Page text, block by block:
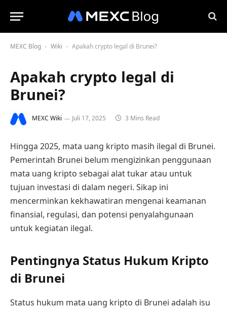
MEXC Blog - Wiki - Apakah crypto legal di Brunei?
Apakah crypto legal di
Brunei?
MEXC Wiki Juli 17, 2025 3 Mins Read
Hingga 2025, mata uang kripto masih ilegal di Brunei.
Pemerintah Brunei belum mengizinkan penggunaan
mata uang kripto sebagai alat tukar atau untuk
tujuan investasi di dalam negeri. Sikap ini
mencerminkan kekhawatiran mengenai keamanan
finansial, regulasi, dan potensi penyalahgunaan
untuk kegiatan ilegal.
Pentingnya Status Hukum Kripto
di Brunei
Status hukum mata uang kripto di Brunei adalah isu